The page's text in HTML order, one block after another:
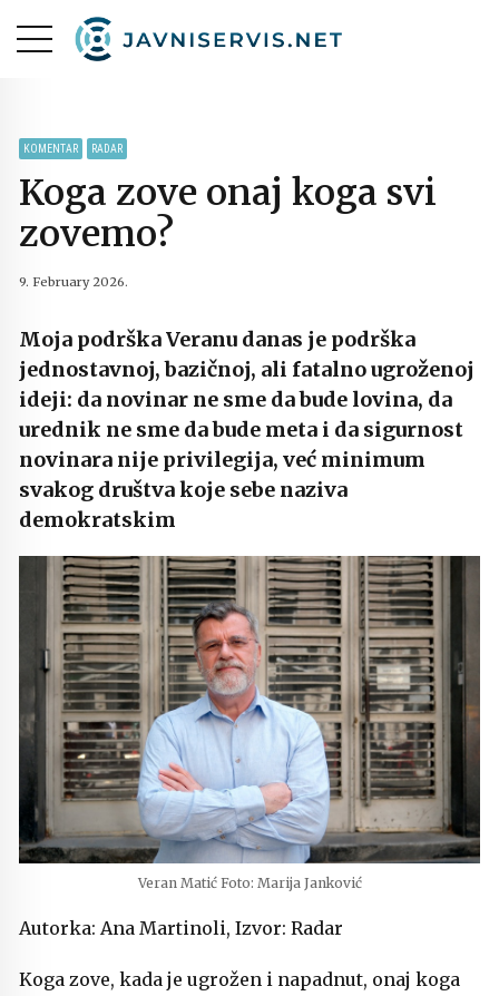
KOMENTAR RADAR
Koga zove onaj koga svi
zovemo?
9. February 2026.
Moja podrška Veranu danas je podrška
jednostavnoj, bazičnoj, ali fatalno ugroženoj
ideji: da novinar ne sme da bude lovina, da
urednik ne sme da bude meta i da sigurnost
novinara nije privilegija, već minimum
svakog društva koje sebe naziva
demokratskim
Veran Matić Foto: Marija Janković
Autorka: Ana Martinoli, Izvor: Radar
Koga zove, kada je ugrožen i napadnut, onaj koga